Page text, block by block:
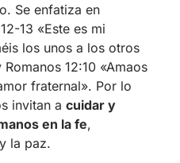
Se enfatiza en
13 «Este es mi
los unos a los otros
12:10 «Amaos
fraternal». Por lo
invitan a cuidar y
en la fe,
la paz.